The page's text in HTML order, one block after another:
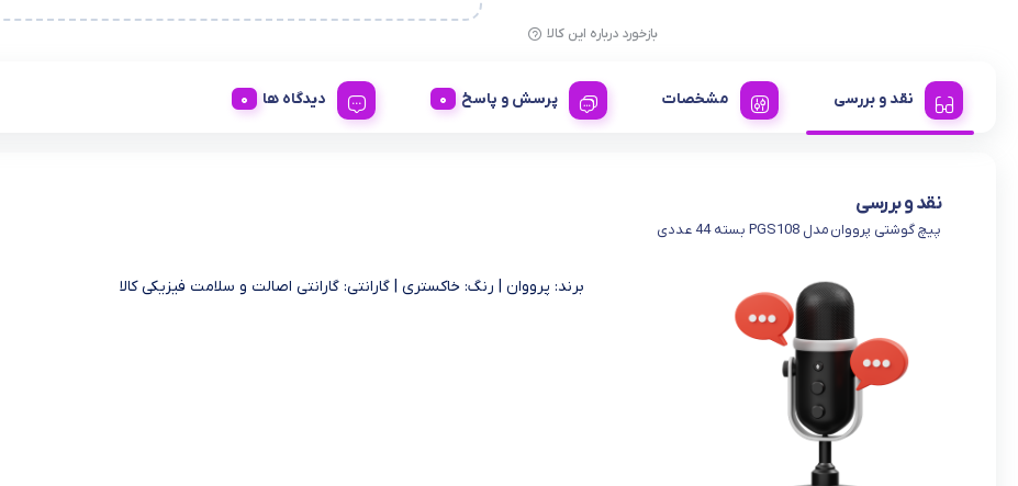
بازخورد درباره این کالا
نقد و بررسی مشخصات پرسش و پاسخ دیدگاه ها
نقد و بررسی
پیچ گوشتی پرووان مدل PGS108 بسته 44 عددی
برند: پرووان | رنگ: خاکستری | گارانتی: گارانتی اصالت و سلامت فیزیکی کالا